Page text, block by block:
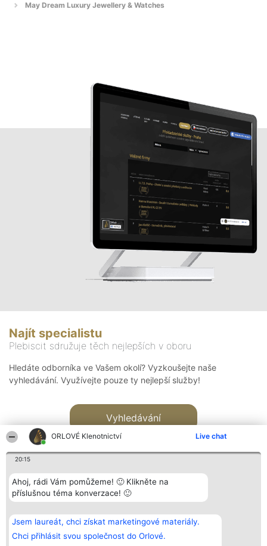
ORLOVÉ Klenotnictví Live chat
20:15
Ahoj, rádi Vám pomůžeme! 🙂 Klikněte na
příslušnou téma konverzace! 🙂
Jsem laureát, chci získat marketingové materiály.
Chci přihlásit svou společnost do Orlové.
May Dream Luxury Jewellery & Watches
Najít specialistu
Plebiscit sdružuje těch nejlepších v oboru
Hledáte odborníka ve Vašem okolí? Vyzkoušejte naše
vyhledávání. Využívejte pouze ty nejlepší služby!
Vyhledávání
Bright Side Solutions sp. z o.
o. sp. k.
ul. Ruska 22
Wrocław 50-079
Vítězové
Seznam všech
laureátů
Zásady
Kontakt